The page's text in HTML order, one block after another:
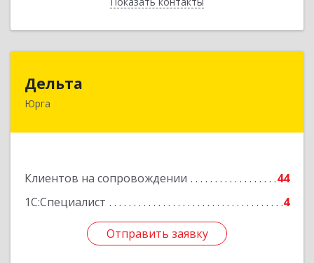
Дельта
Юрга
Клиентов на сопровождении
44
1С:Специалист
4
Отправить заявку
Отправить заявку